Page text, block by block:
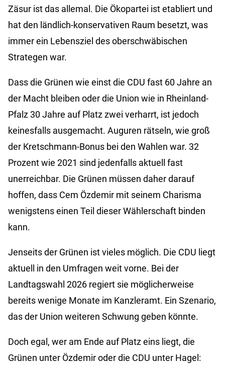
Zäsur ist das allemal. Die Ökopartei ist etabliert und
hat den ländlich-konservativen Raum besetzt, was
immer ein Lebensziel des oberschwäbischen
Strategen war.
Dass die Grünen wie einst die CDU fast 60 Jahre an
der Macht bleiben oder die Union wie in Rheinland-
Pfalz 30 Jahre auf Platz zwei verharrt, ist jedoch
keinesfalls ausgemacht. Auguren rätseln, wie groß
der Kretschmann-Bonus bei den Wahlen war. 32
Prozent wie 2021 sind jedenfalls aktuell fast
unerreichbar. Die Grünen müssen daher darauf
hoffen, dass Cem Özdemir mit seinem Charisma
wenigstens einen Teil dieser Wählerschaft binden
kann.
Jenseits der Grünen ist vieles möglich. Die CDU liegt
aktuell in den Umfragen weit vorne. Bei der
Landtagswahl 2026 regiert sie möglicherweise
bereits wenige Monate im Kanzleramt. Ein Szenario,
das der Union weiteren Schwung geben könnte.
Doch egal, wer am Ende auf Platz eins liegt, die
Grünen unter Özdemir oder die CDU unter Hagel: